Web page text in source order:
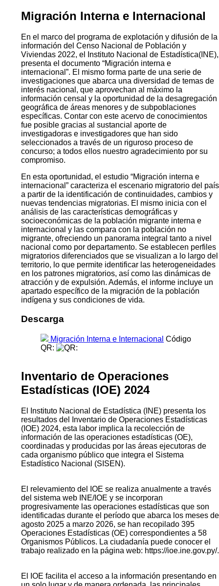
Migración Interna e Internacional
En el marco del programa de explotación y difusión de la
información del Censo Nacional de Población y
Viviendas 2022, el Instituto Nacional de Estadística(INE),
presenta el documento “Migración interna e
internacional”. El mismo forma parte de una serie de
investigaciones que abarca una diversidad de temas de
interés nacional, que aprovechan al máximo la
información censal y la oportunidad de la desagregación
geográfica de áreas menores y de subpoblaciones
específicas. Contar con este acervo de conocimientos
fue posible gracias al sustancial aporte de
investigadoras e investigadores que han sido
seleccionados a través de un riguroso proceso de
concurso; a todos ellos nuestro agradecimiento por su
compromiso.
En esta oportunidad, el estudio “Migración interna e
internacional” caracteriza el escenario migratorio del país
a partir de la identificación de continuidades, cambios y
nuevas tendencias migratorias. El mismo inicia con el
análisis de las características demográficas y
socioeconómicas de la población migrante interna e
internacional y las compara con la población no
migrante, ofreciendo un panorama integral tanto a nivel
nacional como por departamento. Se establecen perfiles
migratorios diferenciados que se visualizan a lo largo del
territorio, lo que permite identificar las heterogeneidades
en los patrones migratorios, así como las dinámicas de
atracción y de expulsión. Además, el informe incluye un
apartado específico de la migración de la población
indígena y sus condiciones de vida.
Descarga
Migración Interna e Internacional Código
QR:
Inventario de Operaciones
Estadísticas (IOE) 2024
El Instituto Nacional de Estadística (INE) presenta los
resultados del Inventario de Operaciones Estadísticas
(IOE) 2024, esta labor implica la recolección de
información de las operaciones estadísticas (OE),
coordinadas y producidas por las áreas ejecutoras de
cada organismo público que integra el Sistema
Estadístico Nacional (SISEN).
El relevamiento del IOE se realiza anualmente a través
del sistema web INE/IOE y se incorporan
progresivamente las operaciones estadísticas que son
identificadas durante el período que abarca los meses de
agosto 2025 a marzo 2026, se han recopilado 395
Operaciones Estadísticas (OE) correspondientes a 58
Organismos Públicos. La ciudadanía puede conocer el
trabajo realizado en la página web: https://ioe.ine.gov.py/.
El IOE facilita el acceso a la información presentando en